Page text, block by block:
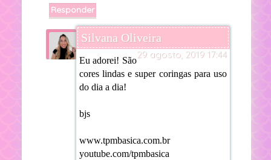
Responder
Silvana Oliveira
29 agosto, 2019 17:44
Eu adorei! São
cores lindas e super coringas para uso
do dia a dia!
bjs
www.tpmbasica.com.br
youtube.com/tpmbasica